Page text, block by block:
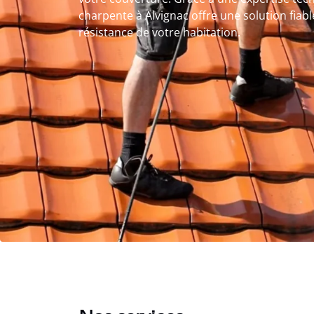
charpente à Alvignac offre une solution
résistance de votre habitation.